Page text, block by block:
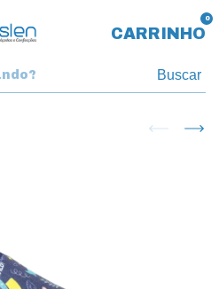
CARRINHO
0
Buscar